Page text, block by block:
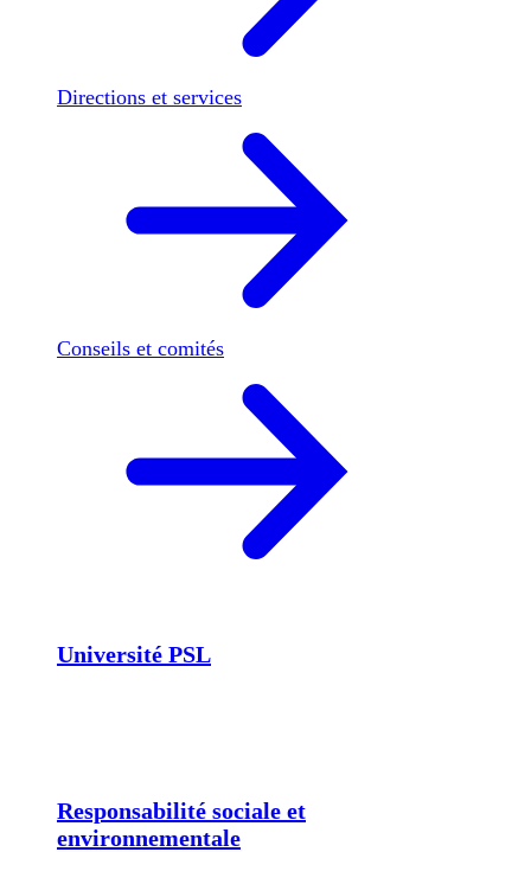
Directions et services
Conseils et comités
Université PSL
Responsabilité sociale et
environnementale